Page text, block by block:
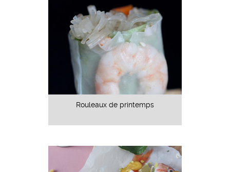
Rouleaux de printemps